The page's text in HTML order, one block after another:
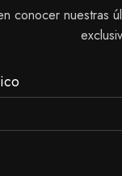
conocer nuestras
una matriz de
una mayor
tienda,
físicas